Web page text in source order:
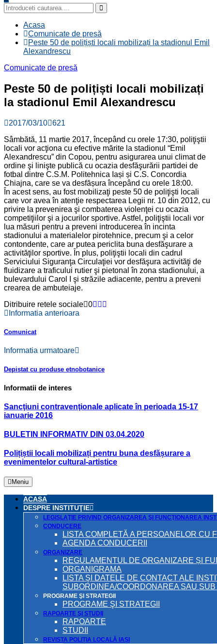
Search
for:
Search
Acasa
Comunicate de presă
Peste 50 de polițiști locali mobilizați la stadionul Emil
Alexandrescu
Comunicate de presă
Peste 50 de polițiști locali mobilizați
la stadionul Emil Alexandrescu
2017/03/10 621
Sâmbătă, 11 martie 2017, începând cu orele 17:30, poliţiştii
locali vor acţiona cu efective mărite la stadionul “Emil
Alexandrescu” din Copou, pentru asigurarea unui climat de
ordine şi linişte publică cu ocazia desfăşurării partidei de
fotbal dintre C.S.M. Politehnica Iași și C.S. Concordia
Chiajna, care se va desfășura începând cu orele 18:00.
În acest sens, au fost mobilizaţi peste 50 de poliţişti locali
care vor avea în atenţie respectarea Legii nr. 10 din 2012, cu
privire la prevenirea şi combaterea violenţei cu ocazia
competiţiilor şi a jocurilor sportive. Astfel, poliţiştii locali vor
lua măsuri pentru a preveni introducerea în incinta
stadionului a materialelor pirotehnice, precum şi a celor
contondente, care ar putea periclita buna desfăşurare a
activităţilor sportive. În plus, poliţiştii locali din cadrul
Serviciului Siguranţa Circulaţiei vor desfăşura activităţi de
fluidizare a traficului rutier şi pietonal în zona stadionului, a
bulevardului Carol I şi străzile adiacente, pentru a preveni
crearea de ambuteiaje.
Ditribuire retele sociale 0
Informatia anterioara
Comunicat
Informatia urmatoare
Depistat cu produse etnobotanice
Informatii de interes
Sancţiuni contravenţionale aplicate în perioada 15-17
ianuarie 2016
BULETIN INFORMATIV DIN 03.04.2020
Polițiștii locali mobilizați pentru buna desfășurare a
evenimentelor cultural-artistice
Meniu
ACASA
DESPRE INSTITUŢIE
LEGISLAŢIE PRIVIND ORGANIZAREA ŞI FUNCŢIONAREA
CONDUCERE
LISTA COMPLETĂ A PERSOANELOR CU
AGENDA CONDUCERII
ORGANIZARE
REGULAMENTUL DE ORGANIZARE ȘI
ORGANIGRAMA
LISTA ŞI DATELE DE CONTACT ALE
SUBORDINEA/COORDONAREA SAU
PROGRAME ŞI STRATEGII
PROGRAME ŞI STRATEGII
RAPOARTE ŞI STUDII
RAPOARTE
STUDII
REVISTA POLIȚIA LOCALĂ IAȘI